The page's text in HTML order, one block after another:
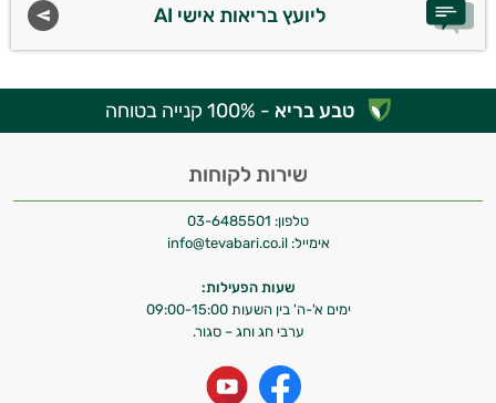
ליועץ בריאות אישי AI
טבע בריא - 100% קנייה בטוחה
שירות לקוחות
טלפון: 03-6485501
אימייל: info@tevabari.co.il
שעות הפעילות:
ימים א'-ה' בין השעות 09:00-15:00
ערבי חג וחג – סגור.